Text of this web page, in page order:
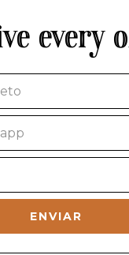
every